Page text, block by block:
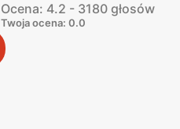
Ocena: 4.2 - 3180 głosów
Twoja ocena: 0.0